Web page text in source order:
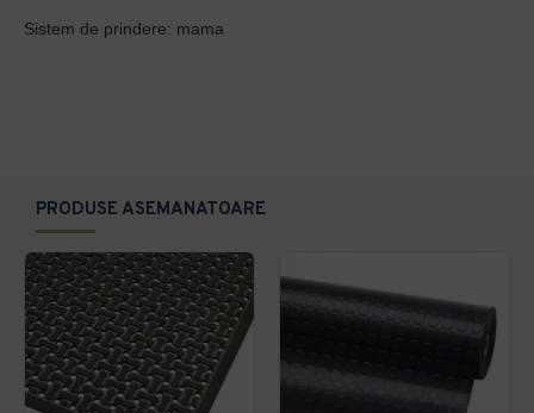
Sistem de prindere: mama
PRODUSE ASEMANATOARE